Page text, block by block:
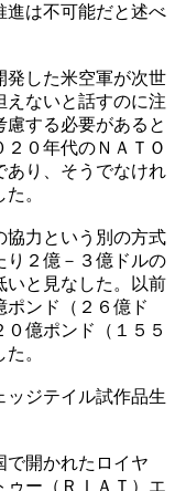
進は不可能だと述べ
発した米空軍が次世
えないと話すのに注
慮する必要があると
０年代のＮＡＴＯ
あり、そうでなけれ
。
協力という別の方式
り２億－３億ドルの
いと見なした。以前
ポンド（２６億ド
億ポンド（１５５
。
ッジテイル試作品生
で開かれたロイヤ
ゥー（ＲＩＡＴ）エ